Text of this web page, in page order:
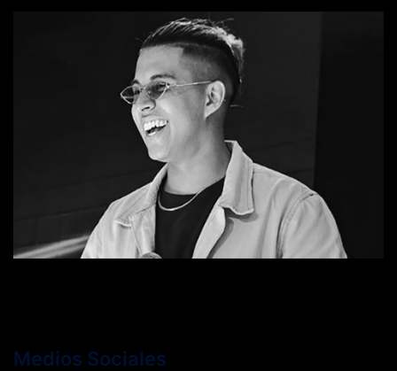
Medios Sociales